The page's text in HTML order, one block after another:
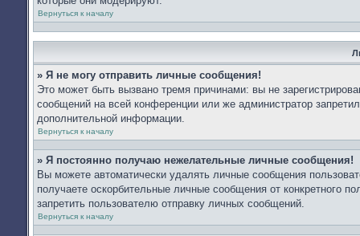
Вернуться к началу
» Я не могу отправить личные сообщения!
Это может быть вызвано тремя причинами: вы не
сообщений на всей конференции или же администратор
дополнительной информации.
Вернуться к началу
» Я постоянно получаю нежелательные личные сообщения!
Вы можете автоматически удалять личные сообщения
получаете оскорбительные личные сообщения от конкретного
запретить пользователю отправку личных сообщений.
Вернуться к началу